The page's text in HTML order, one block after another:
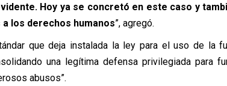
Hoy ya se concretó en este caso y
los derechos humanos”, agregó.
que deja instalada la ley para el uso de la
una legítima defensa privilegiada para
abusos”.